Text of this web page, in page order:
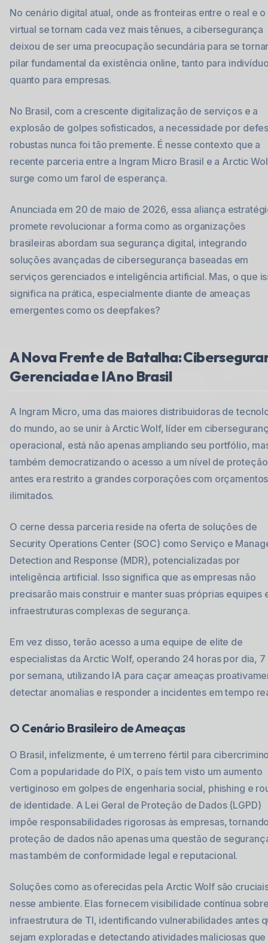
No cenário digital atual, onde as fronteiras entre o real e o
virtual se tornam cada vez mais tênues, a cibersegurança
deixou de ser uma preocupação secundária para se
pilar fundamental da existência online, tanto para
quanto para empresas.
No Brasil, com a crescente digitalização de serviços e a
explosão de golpes sofisticados, a necessidade por
robustas nunca foi tão premente. É nesse contexto que a
recente parceria entre a Ingram Micro Brasil e a Arctic
surge como um farol de esperança.
Anunciada em 20 de maio de 2026, essa aliança
promete revolucionar a forma como as organizações
brasileiras abordam sua segurança digital, integrando
soluções avançadas de cibersegurança baseadas em
serviços gerenciados e inteligência artificial. Mas, o que
significa na prática, especialmente diante de ameaças
emergentes como os deepfakes?
A Nova Frente de Batalha:
Gerenciada e IA no Brasil
A Ingram Micro, uma das maiores distribuidoras de
do mundo, ao se unir à Arctic Wolf, líder em
operacional, está não apenas ampliando seu portfólio,
também democratizando o acesso a um nível de
antes era restrito a grandes corporações com orçamentos
ilimitados.
O cerne dessa parceria reside na oferta de soluções de
Security Operations Center (SOC) como Serviço e
Detection and Response (MDR), potencializadas por
inteligência artificial. Isso significa que as empresas não
precisarão mais construir e manter suas próprias equipes
infraestruturas complexas de segurança.
Em vez disso, terão acesso a uma equipe de elite de
especialistas da Arctic Wolf, operando 24 horas por dia, 7
por semana, utilizando IA para caçar ameaças
detectar anomalias e responder a incidentes em tempo
O Cenário Brasileiro de Ameaças
O Brasil, infelizmente, é um terreno fértil para
Com a popularidade do PIX, o país tem visto um aumento
vertiginoso em golpes de engenharia social, phishing e
de identidade. A Lei Geral de Proteção de Dados (LGPD)
impõe responsabilidades rigorosas às empresas,
proteção de dados não apenas uma questão de
mas também de conformidade legal e reputacional.
Soluções como as oferecidas pela Arctic Wolf são
nesse ambiente. Elas fornecem visibilidade contínua
infraestrutura de TI, identificando vulnerabilidades antes
sejam exploradas e detectando atividades maliciosas que